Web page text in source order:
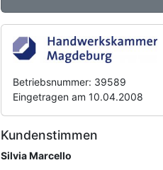
Betriebsnummer: 39589
Eingetragen am 10.04.2008
Kundenstimmen
Silvia Marcello